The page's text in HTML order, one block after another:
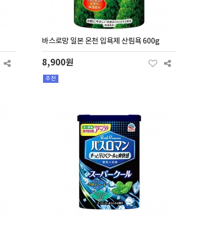
바스로망 일본 온천 입욕제 산림욕 600g
8,900원
추천